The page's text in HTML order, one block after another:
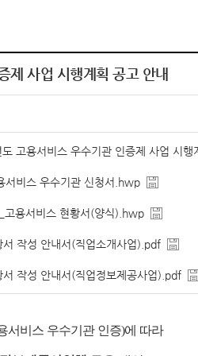
제 사업 시행계획 공고 안내
고용서비스 우수기관 인증제 사업 시행
서비스 우수기관 신청서.hwp
용서비스 현황서(양식).hwp
작성 안내서(직업소개사업).pdf
작성 안내서(직업정보제공사업).pdf
서비스 우수기관 인증)에 따라